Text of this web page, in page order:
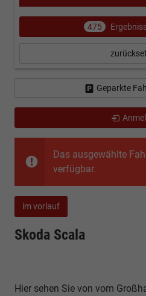
Das ausgewählte
verfügbar.
im vorlauf
Skoda Scala
Hier sehen Sie von vom
475
Geparkte